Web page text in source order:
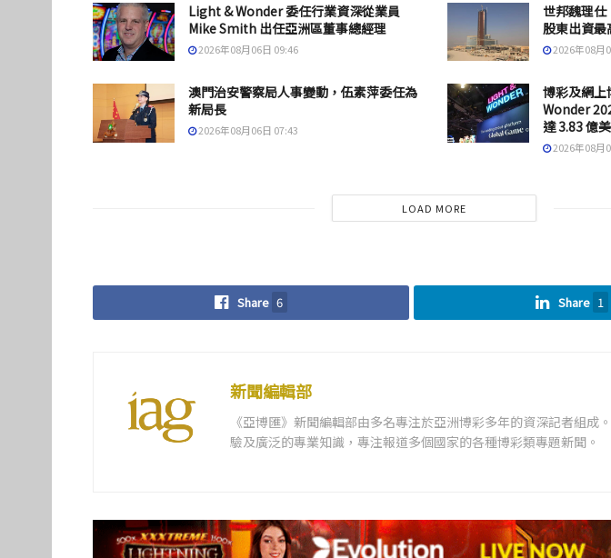
Light & Wonder 委任行業資深從業員
Mike Smith 出任亞洲區董事總經理
2026年08月06日 09:46
世邦魏理仕
股東出資最
2026年08月
澳門治安警察局人事變動，伍素萍委任為
新局長
2026年08月06日 07:43
博彩及網
Wonder
達 3.83 億
2026年08月
LOAD MORE
Share 6 Share 1
新聞編輯部
《亞博匯》新聞編輯部由多名專注於亞洲博彩多年的資深記者組成
驗及廣泛的專業知識，專注報道多個國家的各種博彩類專題新聞。